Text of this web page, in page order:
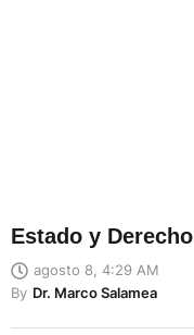
Estado y Derecho
agosto 8, 4:29 AM
By Dr. Marco Salamea